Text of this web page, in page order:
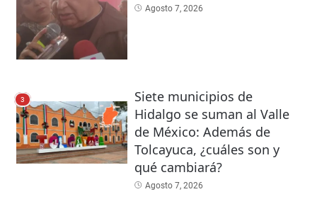
Agosto 7, 2026
3
Siete municipios de
Hidalgo se suman al Valle
de México: Además de
Tolcayuca, ¿cuáles son y
qué cambiará?
Agosto 7, 2026